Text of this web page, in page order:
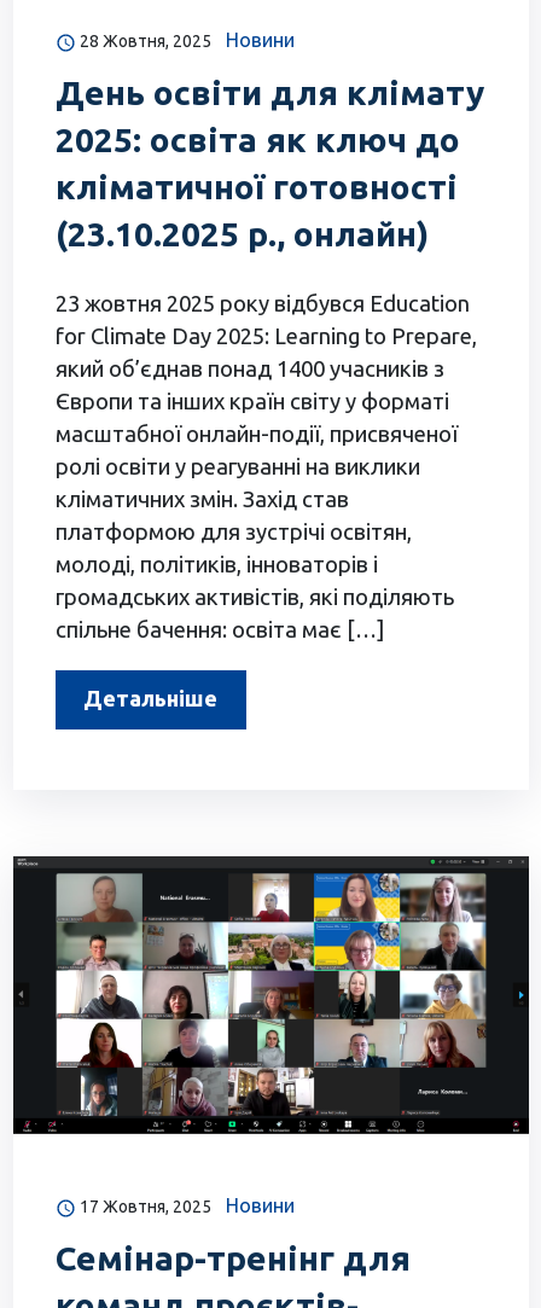
28 Жовтня, 2025 Новини
День освіти для клімату
2025: освіта як ключ до
кліматичної готовності
(23.10.2025 р., онлайн)
23 жовтня 2025 року відбувся Education
for Climate Day 2025: Learning to Prepare,
який об’єднав понад 1400 учасників з
Європи та інших країн світу у форматі
масштабної онлайн-події, присвяченої
ролі освіти у реагуванні на виклики
кліматичних змін. Захід став
платформою для зустрічі освітян,
молоді, політиків, інноваторів і
громадських активістів, які поділяють
спільне бачення: освіта має […]
Детальніше
17 Жовтня, 2025 Новини
Семінар-тренінг для